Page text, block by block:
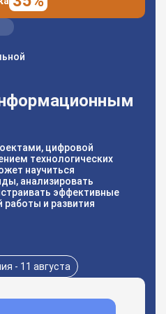
цифровой
технологических
научиться
анализировать
эффективные
и развития
- 11 августа